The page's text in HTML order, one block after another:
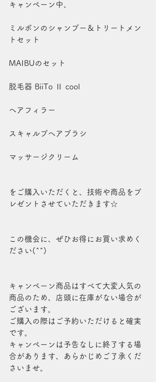
キャンペーン中、
ミルボンのシャンプー＆トリートメン
トセット
MAIBUのセット
脱毛器 BiiTo Ⅱ cool
ヘアフィラー
スキャルプヘアブラシ
マッサージクリーム
をご購入いただくと、技術や商品をプ
レゼントさせていただきます☆
この機会に、ぜひお得にお買い求めく
ださい(^^)
キャンペーン商品はすべて大変人気の
商品のため、店頭に在庫がない場合が
ございます。
ご購入の際はご予約いただけると確実
です。
キャンペーンは予告なしに終了する場
合があります、あらかじめご了承くだ
さいませ。